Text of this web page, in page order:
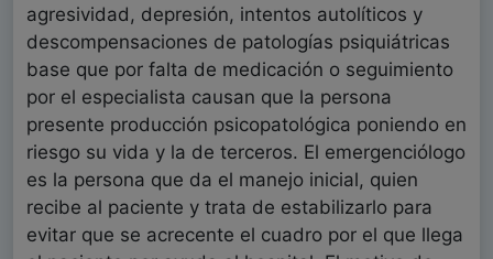
agresividad, depresión, intentos autolíticos y
descompensaciones de patologías psiquiátricas
base que por falta de medicación o seguimiento
por el especialista causan que la persona
presente producción psicopatológica poniendo en
riesgo su vida y la de terceros. El emergenciólogo
es la persona que da el manejo inicial, quien
recibe al paciente y trata de estabilizarlo para
evitar que se acrecente el cuadro por el que llega